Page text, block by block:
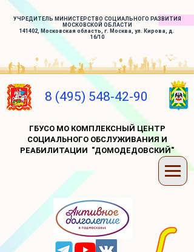
УЧРЕДИТЕЛЬ МИНИСТЕРСТВО СОЦИАЛЬНОГО РАЗВИТИЯ
МОСКОВСКОЙ ОБЛАСТИ
141402, Московская область, г. Москва, ул. Кирова, д.
16/10
8 (495) 548-42-90
ГБУСО МО КОМПЛЕКСНЫЙ ЦЕНТР
СОЦИАЛЬНОГО ОБСЛУЖИВАНИЯ И
РЕАБИЛИТАЦИИ "ДОМОДЕДОВСКИЙ"